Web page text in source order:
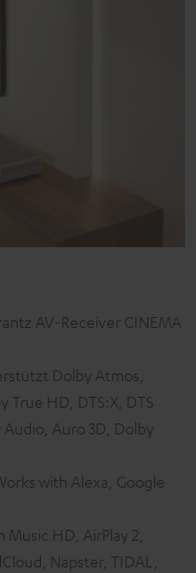
AV-Receiver CINEMA
Dolby Atmos,
HD, DTS:X, DTS
Auro 3D, Dolby
with Alexa, Google
HD, AirPlay 2,
Napster, TIDAL,